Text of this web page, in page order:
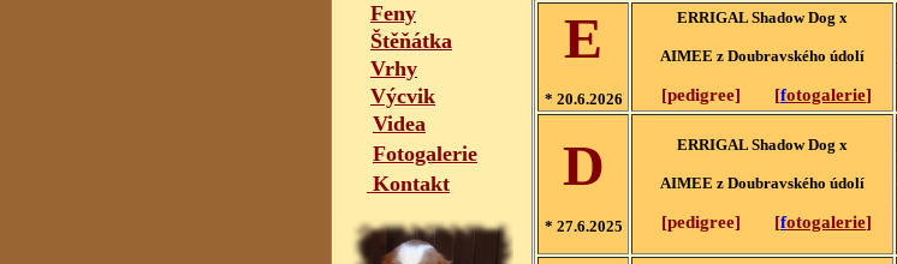
Feny
Štěňátka
Vrhy
Výcvik
Videa
Fotogalerie
Kontakt
E
* 20.6.2026
ERRIGAL Shadow Dog x
AIMEE z Doubravského údolí
[pedigree] [fotogalerie]
D
* 27.6.2025
ERRIGAL Shadow Dog x
AIMEE z Doubravského údolí
[pedigree] [fotogalerie]